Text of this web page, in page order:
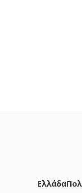
Ελλάδα